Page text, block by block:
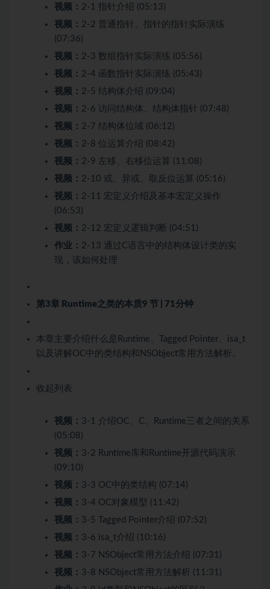
视频： 2-1 指针介绍 (05:13)
视频： 2-2 普通指针、指针的指针实际演练
(07:36)
视频： 2-3 数组指针实际演练 (05:56)
视频： 2-4 函数指针实际演练 (05:43)
视频： 2-5 结构体介绍 (09:04)
视频： 2-6 访问结构体、结构体指针 (07:48)
视频： 2-7 结构体位域 (06:12)
视频： 2-8 位运算介绍 (08:42)
视频： 2-9 左移、右移位运算 (11:08)
视频： 2-10 或、异或、取反位运算 (05:16)
视频： 2-11 宏定义介绍及基本宏定义操作
(06:53)
视频： 2-12 宏定义逻辑判断 (04:51)
作业： 2-13 通过C语言中的结构体设计类的实
现，该如何处理
第3章 Runtime之类的本质9 节 | 71分钟
本章主要介绍什么是Runtime、Tagged Pointer、isa_t
以及讲解OC中的类结构和NSObject常用方法解析。
收起列表
视频： 3-1 介绍OC、C、Runtime三者之间的关系
(05:08)
视频： 3-2 Runtime库和Runtime开源代码演示
(09:10)
视频： 3-3 OC中的类结构 (07:14)
视频： 3-4 OC对象模型 (11:42)
视频： 3-5 Tagged Pointer介绍 (07:52)
视频： 3-6 isa_t介绍 (10:16)
视频： 3-7 NSObject常用方法介绍 (07:31)
视频： 3-8 NSObject常用方法解析 (11:31)